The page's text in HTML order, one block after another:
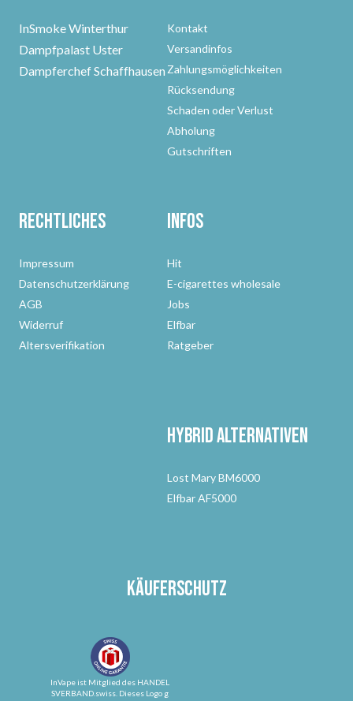
InSmoke Winterthur
Dampfpalast Uster
Dampferchef Schaffhausen
Kontakt
Versandinfos
Zahlungsmöglichkeiten
Rücksendung
Schaden oder Verlust
Abholung
Gutschriften
Rechtliches
Impressum
Datenschutzerklärung
AGB
Widerruf
Altersverifikation
Infos
Hit
E-cigarettes wholesale
Jobs
Elfbar
Ratgeber
Hybrid Alternativen
Lost Mary BM6000
Elfbar AF5000
Käuferschutz
InVape ist Mitglied des HANDEL
SVERBAND.swiss. Dieses Logo g